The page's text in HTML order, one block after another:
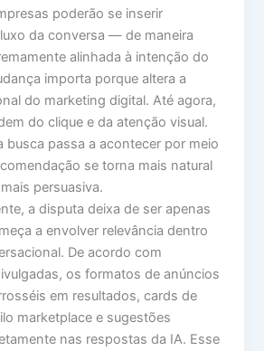
poderão se inserir
da conversa — de maneira
alinhada à intenção do
importa porque altera a
do marketing digital. Até agora,
do clique e da atenção visual.
busca passa a acontecer por meio
se torna mais natural
persuasiva.
a disputa deixa de ser apenas
a envolver relevância dentro
De acordo com
os formatos de anúncios
em resultados, cards de
marketplace e sugestões
nas respostas da IA. Esse